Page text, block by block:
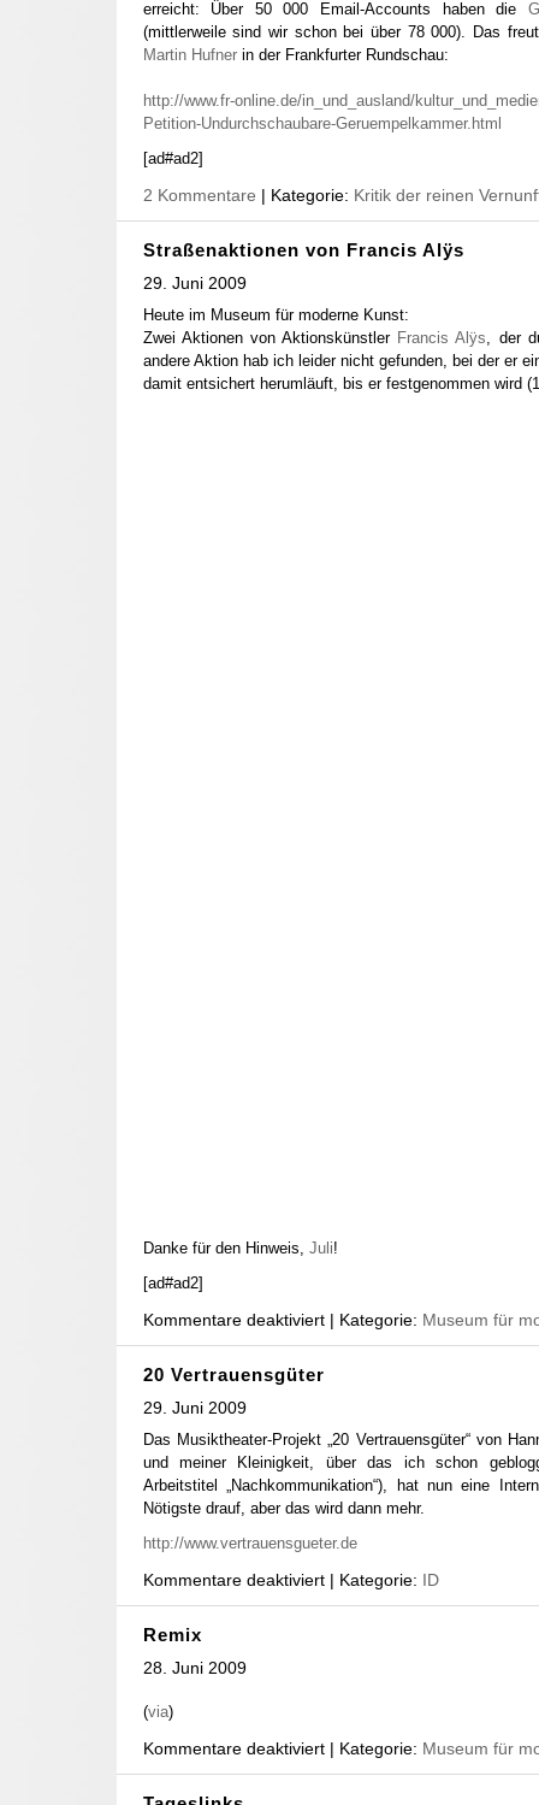
erreicht: Über 50 000 Email-Accounts haben die
(mittlerweile sind wir schon bei über 78 000). Das
Martin Hufnerin der Frankfurter Rundschau:
http://www.fr-online.de/in_und_ausland/
Petition-Undurchschaubare-Geruempelkammer.html
[ad#ad2]
2 Kommentare | Kategorie: Kritik der reinen
Straßenaktionen von Francis Alÿs
29. Juni 2009
Heute im Museum für moderne Kunst:
Zwei Aktionen von Aktionskünstler Francis Alÿs, der
andere Aktion hab ich leider nicht gefunden, bei der er
damit entsichert herumläuft, bis er festgenommen wird
Danke für den Hinweis, Juli!
[ad#ad2]
Kommentare deaktiviert | Kategorie: Museum für
20 Vertrauensgüter
29. Juni 2009
Das Musiktheater-Projekt „20 Vertrauensgüter“ von
und meiner Kleinigkeit, über das ich schon
Arbeitstitel „Nachkommunikation“), hat nun eine
Nötigste drauf, aber das wird dann mehr.
http://www.vertrauensgueter.de
Kommentare deaktiviert | Kategorie: ID
Remix
28. Juni 2009
(via)
Kommentare deaktiviert | Kategorie: Museum für